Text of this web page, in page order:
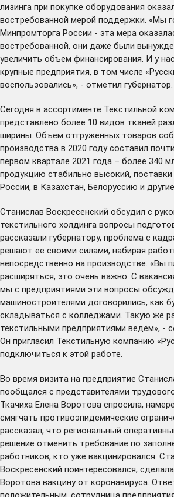
лизинга при покупке оборудования
востребованной мерой поддержки. «Мы
Минпромторга России - эта мера
востребованной, они даже были
увеличить объем финансирования. И у
крупные предприятия, в том числе
воспользовались», - отметил губернатор.
Сегодня в ассортименте Текстильной
представлено более 10 видов тканей
ширины. Объем отгруженных товаров
производства в 2020 году составил
первом квартале 2021 года – более 340
продукцию стабильно высокий,
России, в Казахстан, Белоруссию и
Станислав Воскресенский обсудил с
текстильного холдинга вопросы
рассказали губернатору, проблема с
решают ее своими силами, набирая
непосредственно на производстве. «Вы
расширяться, это очень важно. С
мы с предприятиями эти вопросы
машиностроителями договорились, как
складываться с колледжами. Такую же
текстильными предприятиями ведём», -
Он пригласил Текстильную компанию
подключиться к этой работе.
Во время визита на предприятие
пообщался с представителями
Ткачиха Елена Воротова спросила,
смягчать противоэпидемические
рассказал, что региональный
решение отменить требование по
работников, кто уже вакцинировался.
Воскресенский поинтересовался,
Воротова вакцину от коронавируса.